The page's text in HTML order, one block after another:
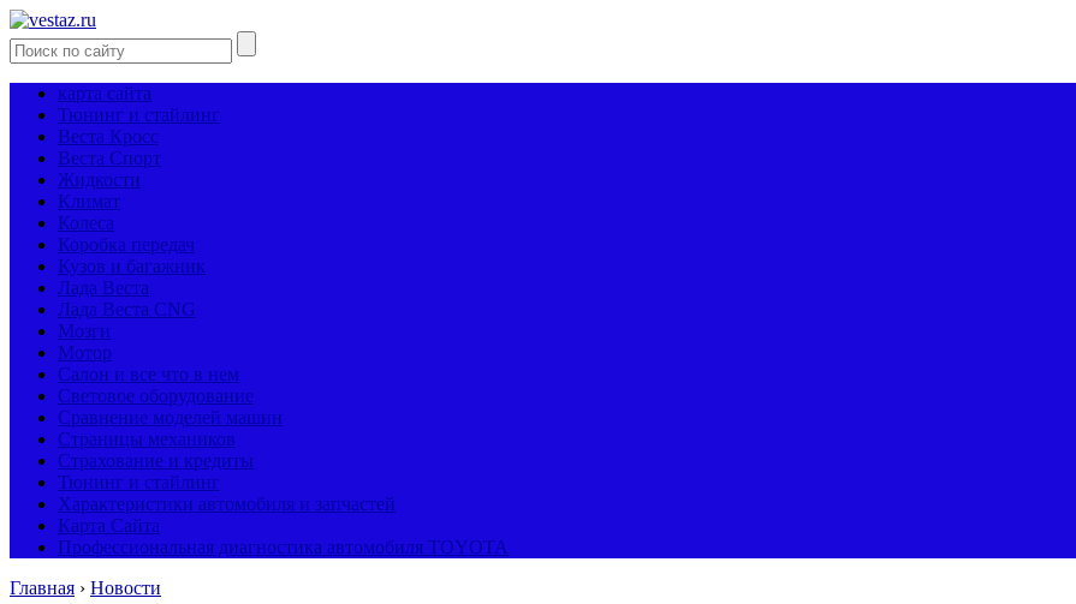
карта сайта
Тюнинг и стайлинг
Веста Кросс
Веста Спорт
Жидкости
Климат
Колеса
Коробка передач
Кузов и багажник
Лада Веста
Лада Веста CNG
Мозги
Мотор
Салон и все что в нем
Световое оборудование
Сравнение моделей машин
Страницы механиков
Страхование и кредиты
Тюнинг и стайлинг
Характеристики автомобиля и запчастей
Карта Сайта
Профессиональная диагностика автомобиля TOYOTA
Главная › Новости